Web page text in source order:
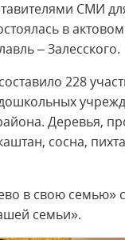
СМИ
в
– Залесского.
228
Деревья,
сосна,
в свою семью»
семьи».